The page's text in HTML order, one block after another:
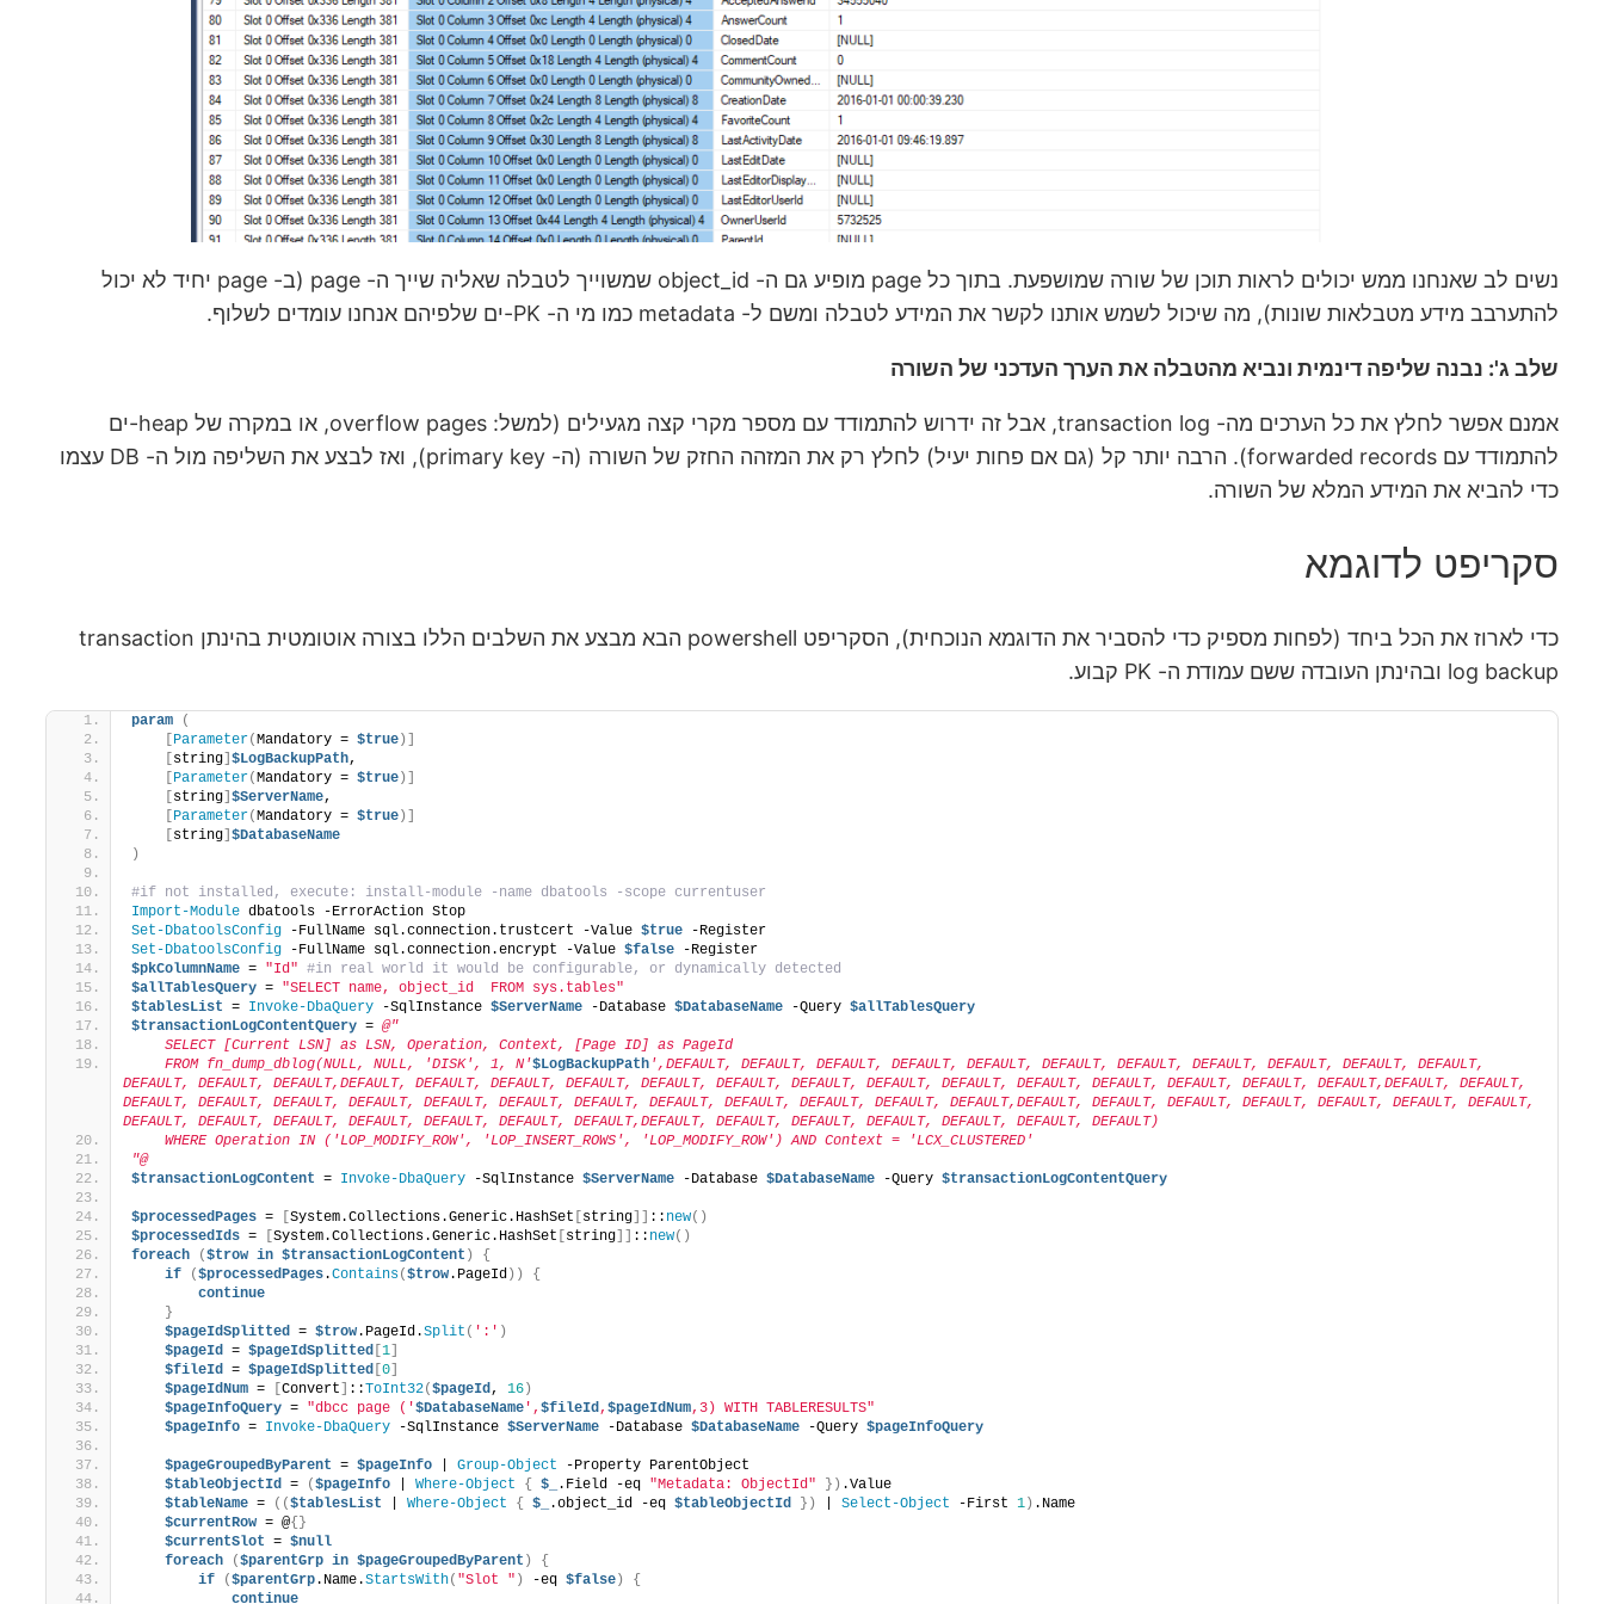
נשים לב שאנחנו ממש יכולים לראות תוכן של שורה שמושפעת. בתוך כל page מופיע גם ה- object_id שמשוייך לטבלה שאליה שייך ה- page (ב- page יחיד לא יכול
להתערבב מידע מטבלאות שונות), מה שיכול לשמש אותנו לקשר את המידע לטבלה ומשם ל- metadata כמו מי ה- PK-ים שלפיהם אנחנו עומדים לשלוף.
שלב ג': נבנה שליפה דינמית ונביא מהטבלה את הערך העדכני של השורה
אמנם אפשר לחלץ את כל הערכים מה- transaction log, אבל זה ידרוש להתמודד עם מספר מקרי קצה מגעילים (למשל: overflow pages, או במקרה של heap-ים
להתמודד עם forwarded records). הרבה יותר קל (גם אם פחות יעיל) לחלץ רק את המזהה החזק של השורה (ה- primary key), ואז לבצע את השליפה מול ה- DB עצמו
כדי להביא את המידע המלא של השורה.
סקריפט לדוגמא
כדי לארוז את הכל ביחד (לפחות מספיק כדי להסביר את הדוגמא הנוכחית), הסקריפט powershell הבא מבצע את השלבים הללו בצורה אוטומטית בהינתן transaction
log backup ובהינתן העובדה ששם עמודת ה- PK קבוע.
param
(
Parameter(Mandatory = $true )]
string $LogBackupPath,
Parameter(Mandatory = $true )]
string $ServerName,
Parameter(Mandatory = $true )]
string $DatabaseName
)
#if not installed, execute: install-module -name dbatools -scope currentuser
Import-Module dbatools -ErrorAction Stop
Set-DbatoolsConfig -FullName sql.connection.trustcert -Value $true -Register
Set-DbatoolsConfig -FullName sql.connection.encrypt -Value $false -Register
$pkColumnName = "Id" #in real world it would be configurable, or dynamically detected
$allTablesQuery = "SELECT name, object_id  FROM sys.tables"
$tablesList = Invoke-DbaQuery -SqlInstance $ServerName -Database $DatabaseName -Query $allTablesQuery
$transactionLogContentQuery = @"
    SELECT [Current LSN] as LSN, Operation, Context, [Page ID] as PageId
    FROM fn_dump_dblog(NULL, NULL, 'DISK', 1, N'
$LogBackupPath ',DEFAULT, DEFAULT, DEFAULT, DEFAULT, DEFAULT, DEFAULT, DEFAULT, DEFAULT, DEFAULT, DEFAULT, DEFAULT,
DEFAULT, DEFAULT, DEFAULT,DEFAULT, DEFAULT, DEFAULT, DEFAULT, DEFAULT, DEFAULT, DEFAULT, DEFAULT, DEFAULT, DEFAULT, DEFAULT, DEFAULT, DEFAULT, DEFAULT,DEFAULT, DEFAULT,
DEFAULT, DEFAULT, DEFAULT, DEFAULT, DEFAULT, DEFAULT, DEFAULT, DEFAULT, DEFAULT, DEFAULT, DEFAULT, DEFAULT,DEFAULT, DEFAULT, DEFAULT, DEFAULT, DEFAULT, DEFAULT, DEFAULT,
DEFAULT, DEFAULT, DEFAULT, DEFAULT, DEFAULT, DEFAULT, DEFAULT,DEFAULT, DEFAULT, DEFAULT, DEFAULT, DEFAULT, DEFAULT, DEFAULT)
    WHERE Operation IN ('LOP_MODIFY_ROW', 'LOP_INSERT_ROWS', 'LOP_MODIFY_ROW') AND Context = 'LCX_CLUSTERED'
"@
$transactionLogContent = Invoke-DbaQuery -SqlInstance $ServerName -Database $DatabaseName -Query $transactionLogContentQuery
$processedPages = System.Collections.Generic.HashSet string :: new()
$processedIds = System.Collections.Generic.HashSet string :: new()
foreach
($trow in $transactionLogContent )
{
if
($processedPages.Contains($trow.PageId ))
{
continue
}
$pageIdSplitted = $trow.PageId.Split ( ':' )
$pageId = $pageIdSplitted 1
$fileId = $pageIdSplitted 0
$pageIdNum = Convert ::ToInt32($pageId, 16 )
$pageInfoQuery = "dbcc page ('$DatabaseName ', $fileId, $pageIdNum,3) WITH TABLERESULTS"
$pageInfo = Invoke-DbaQuery -SqlInstance $ServerName -Database $DatabaseName -Query $pageInfoQuery
$pageGroupedByParent = $pageInfo Group-Object -Property ParentObject
$tableObjectId = ($pageInfo Where-Object { $_ .Field -eq "Metadata: ObjectId" }) .Value
$tableName = (($tablesList Where-Object { $_ .object_id -eq $tableObjectId }) Select-Object -First 1 ) .Name
$currentRow = @{}
$currentSlot = $null
foreach
($parentGrp in $pageGroupedByParent )
{
if
($parentGrp.Name.StartsWith( "Slot " ) -eq $false )
{
continue